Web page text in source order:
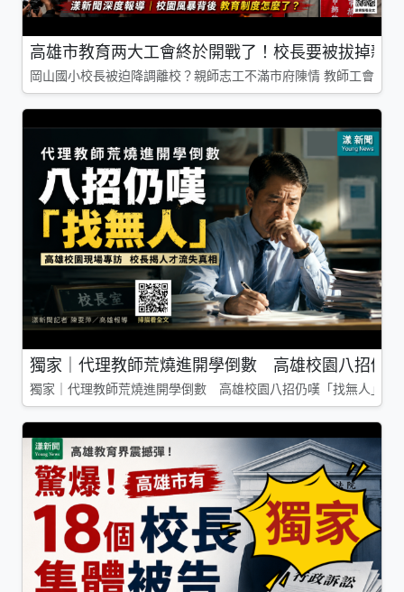
高雄市教育两大工會終於開戰了！校長要被拔掉親
岡山國小校長被迫降調離校？親師志工不滿市府陳情 教師工會槓
獨家｜代理教師荒燒進開學倒數 高雄校園八招仍
獨家｜代理教師荒燒進開學倒數 高雄校園八招仍嘆「找無人」